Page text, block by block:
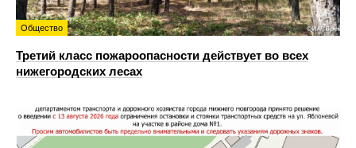
Общество
Третий класс пожароопасности действует во всех
нижегородских лесах